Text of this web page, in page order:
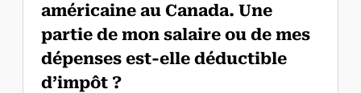
américaine au Canada. Une
partie de mon salaire ou de mes
dépenses est-elle déductible
d’impôt ?